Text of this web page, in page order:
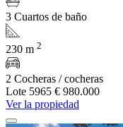
3 Cuartos de baño
230 m 2
2 Cocheras / cocheras
Lote 5965 € 980.000
Ver la propiedad